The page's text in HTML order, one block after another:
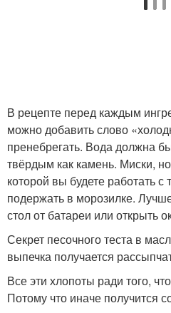
В рецепте перед каждым
можно добавить слово
пренебрегать. Вода должна
твёрдым как камень. Миски,
которой вы будете работать с
подержать в морозилке.
стол от батареи или открыть
Секрет песочного теста в
выпечка получается
Все эти хлопоты ради того,
Потому что иначе получится